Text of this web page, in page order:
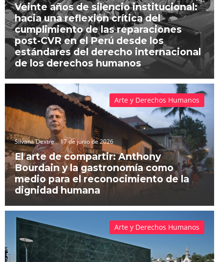
Veinte años de silencio institucional:
hacia una reflexión crítica del
cumplimiento de las reparaciones
post-CVR en el Perú desde los
estándares del derecho internacional
de los derechos humanos
Silvana Dextre 17 de junio de 2026
El arte de compartir: Anthony
Bourdain y la gastronomía como
medio para el reconocimiento de la
dignidad humana
Arte y Derechos Humanos
Arte y Derechos Humanos